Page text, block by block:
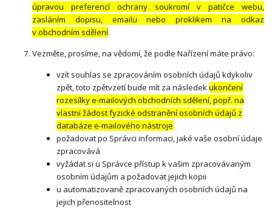
úpravou preferencí ochrany soukromí v patičce webu,
zasláním dopisu, emailu nebo proklikem na odkaz
v obchodním sdělení.
Vezměte, prosíme, na vědomí, že podle Nařízení máte právo:
vzít souhlas se zpracováním osobních údajů kdykoliv
zpět, toto zpětvzetí bude mít za následekukončení
rozesílky e-mailových obchodních sdělení, popř. na
vlastní žádost fyzické odstranění osobních údajů z
databáze e-mailového nástroje
požadovat po Správci informaci, jaké vaše osobní údaje
zpracovává
vyžádat si u Správce přístup k vašim zpracovávaným
osobním údajům a požadovat jejich kopii
u automatizovaně zpracovaných osobních údajů na
jejich přenositelnost